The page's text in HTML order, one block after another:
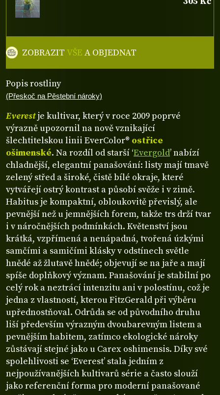
Popis rostliny
(Přeskoč na Pěstební nároky)
Everestje kultivar, který v roce 2009 poprvé
výrazně upozornil na nově vznikající
šlechtitelskou linii EverColor® ostřice
ošimenské. Na rozdíl od starší ‘Evergold’ nabízí
chladnější, elegantní panašování: listy mají tmavě
zelený střed a široké, čistě bílé okraje, které
vytvářejí ostrý kontrast a působí svěže i v zimě.
Habitus je kompaktní, obloukovitě převislý, ale
pevnější než u jemnějších forem, takže trs drží tvar
i v náročnějších podmínkách. Květenství jsou
krátká, vzpřímená a nenápadná, tvořená úzkými
samčími a samičími klásky v odstínech světle
hnědé až žlutavě hnědé; objevují se na jaře a mají
spíše doplňkový význam. Panašování je stabilní po
celý rok a neztrácí intenzitu ani v polostínu, což je
jedna z vlastností, kterou FitzGerald při výběru
upřednostňoval. Odrůda se od původního druhu
liší především výrazným dvoubarevným listem a
pevnějším habitem, zatímco ekologické nároky
zůstávají stejné jako u Carex oshimensis. Díky své
spolehlivosti se ‘Everest’ stala jedním z
nejpoužívanějších kultivarů série a často slouží
jako referenční forma pro moderní panašované
ZOBRAZITVŠE A OBJEDNAT